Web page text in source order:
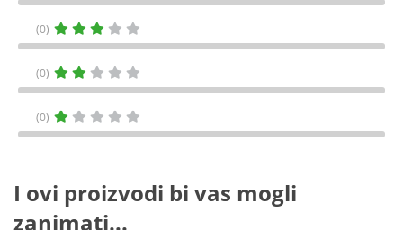
(0)
(0)
(0)
I ovi proizvodi bi vas mogli
zanimati...